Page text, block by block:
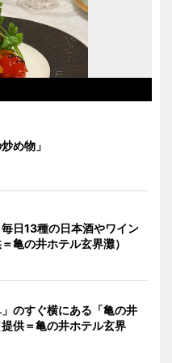
め物」
日13種の日本酒やワイン
亀の井ホテル玄界灘）
のすぐ横にある「亀の井
供＝亀の井ホテル玄界